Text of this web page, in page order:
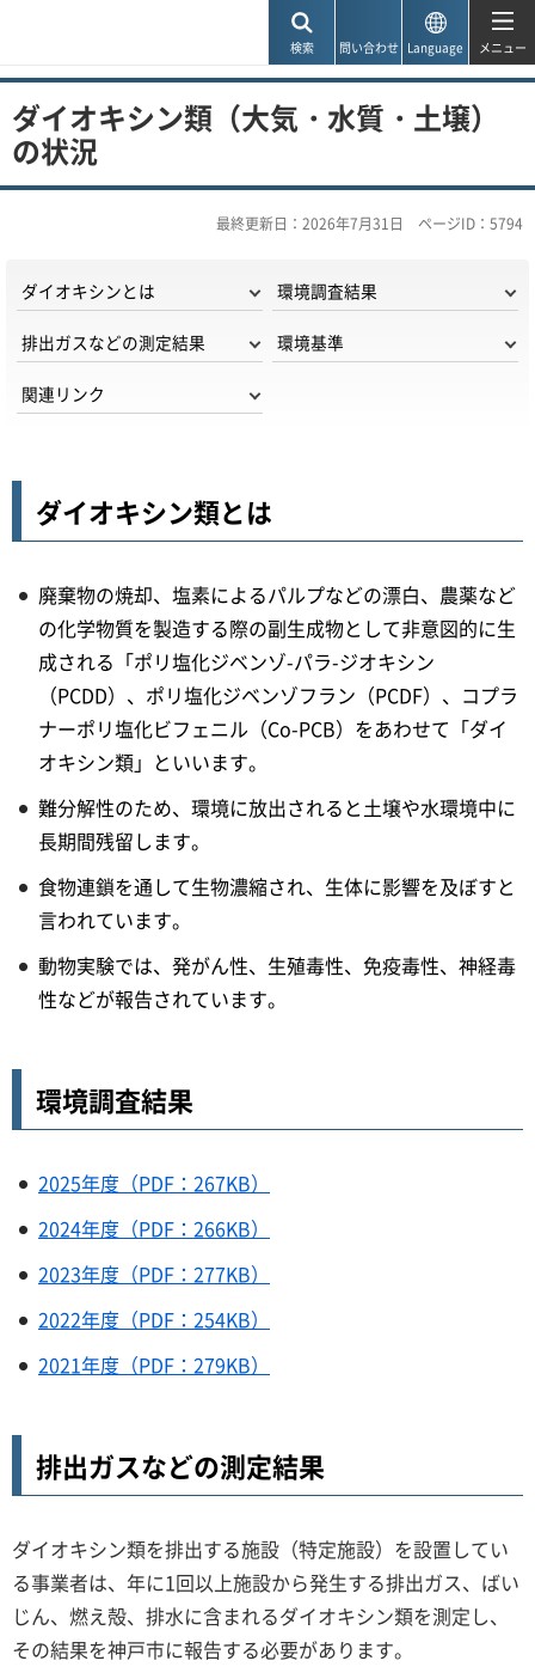
検索 問い合わせ Language メニュー
ダイオキシン類（大気・水質・土壌）
の状況
最終更新日：2026年7月31日 ページID：5794
ダイオキシンとは 環境調査結果
排出ガスなどの測定結果 環境基準
関連リンク
ダイオキシン類とは
廃棄物の焼却、塩素によるパルプなどの漂白、農薬など
の化学物質を製造する際の副生成物として非意図的に生
成される「ポリ塩化ジベンゾ-パラ-ジオキシン
（PCDD）、ポリ塩化ジベンゾフラン（PCDF）、コプラ
ナーポリ塩化ビフェニル（Co-PCB）をあわせて「ダイ
オキシン類」といいます。
難分解性のため、環境に放出されると土壌や水環境中に
長期間残留します。
食物連鎖を通して生物濃縮され、生体に影響を及ぼすと
言われています。
動物実験では、発がん性、生殖毒性、免疫毒性、神経毒
性などが報告されています。
環境調査結果
2025年度（PDF：267KB）
2024年度（PDF：266KB）
2023年度（PDF：277KB）
2022年度（PDF：254KB）
2021年度（PDF：279KB）
排出ガスなどの測定結果
ダイオキシン類を排出する施設（特定施設）を設置してい
る事業者は、年に1回以上施設から発生する排出ガス、ばい
じん、燃え殻、排水に含まれるダイオキシン類を測定し、
その結果を神戸市に報告する必要があります。